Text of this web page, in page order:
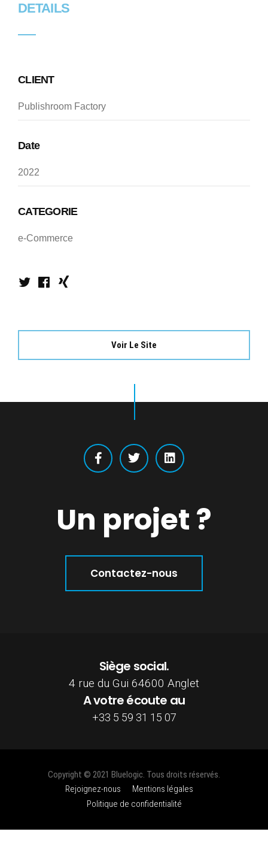
DETAILS
CLIENT
Publishroom Factory
Date
2022
CATEGORIE
e-Commerce
Voir Le Site
Un projet ?
Contactez-nous
Siège social.
4 rue du Gui 64600 Anglet
A votre écoute au
+33 5 59 31 15 07
Copyright © 2021 Bluelogic. Tous droits réservés.
Rejoignez-nous
Mentions légales
Politique de confidentialité